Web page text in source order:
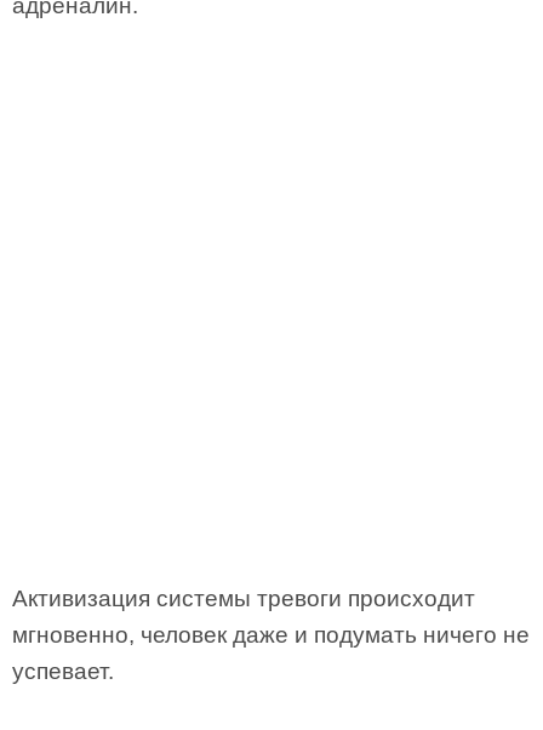
адреналин.
Активизация системы тревоги происходит
мгновенно, человек даже и подумать ничего не
успевает.